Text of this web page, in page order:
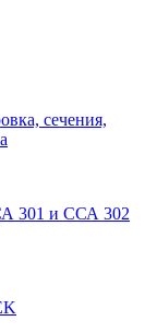
сечения,
301 и ССА 302